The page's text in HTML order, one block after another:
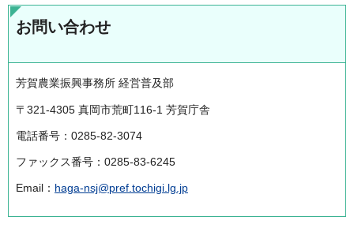
お問い合わせ
芳賀農業振興事務所 経営普及部
〒321-4305 真岡市荒町116-1 芳賀庁舎
電話番号：0285-82-3074
ファックス番号：0285-83-6245
Email： haga-nsj@pref.tochigi.lg.jp